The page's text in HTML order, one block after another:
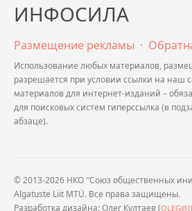
ИНФОСИЛА
Размещение рекламы ·
Использование любых материалов,
разрешается при условии ссылки на наш
материалов для интернет-изданий –
для поисковых систем гиперссылка (в
абзаце).
© 2013-2026 НКО "Союз общественных
Algatuste Liit MTÜ. Все права защищены.
Разработка дизайна: Олег Култаев (